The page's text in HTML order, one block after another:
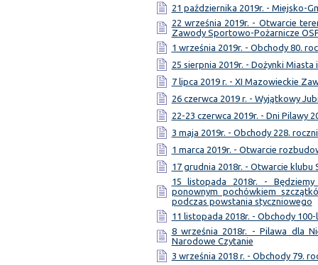
21 października 2019r. - Miejsko-
22 września 2019r. - Otwarcie
Zawody Sportowo-Pożarnicze
1 września 2019r. - Obchody 80.
25 sierpnia 2019r. - Dożynki Miasta
7 lipca 2019 r. - XI Mazowieckie
26 czerwca 2019 r. - Wyjątkowy
22-23 czerwca 2019r. - Dni Pilawy
3 maja 2019r. - Obchody 228.
1 marca 2019r. - Otwarcie
17 grudnia 2018r. - Otwarcie klubu
15 listopada 2018r. -
ponownym pochówkiem
podczas powstania styczniowego
11 listopada 2018r. - Obchody
8 września 2018r. - Pilawa dla
Narodowe Czytanie
3 września 2018 r. - Obchody 79.